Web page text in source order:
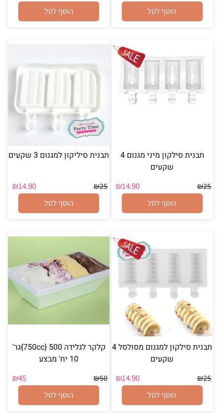
הוסף לסל
הוסף לסל
תבנית סילקון מיני מגנום 4
שקעים
₪25
₪14.90
הוסף לסל
תבנית סיליקון למגנום 3 שקעים
₪25
₪14.90
הוסף לסל
תבנית סילקון למגנום מסולסל 4
שקעים
₪25
₪14.90
הוסף לסל
קלקר לגלידה 750cc} 500}גר'
10 יח' מבצע
₪50
₪45
הוסף לסל